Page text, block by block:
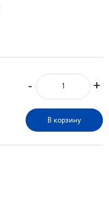
- +
В корзину